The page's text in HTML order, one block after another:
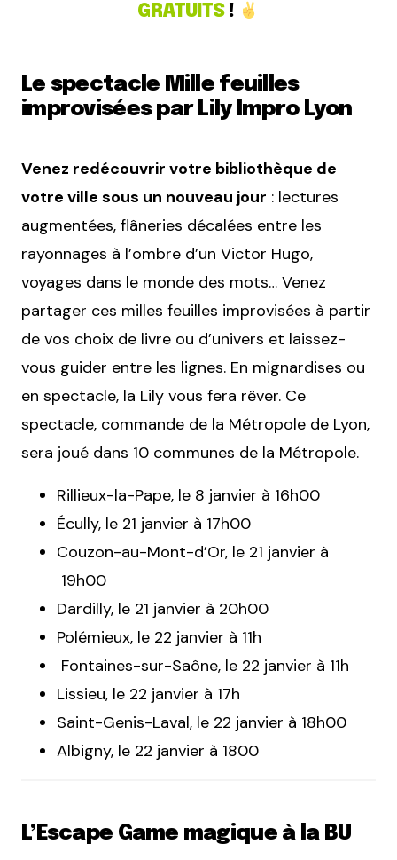
GRATUITS!
Le spectacle Mille feuilles
improvisées par Lily Impro Lyon
Venez redécouvrir votre bibliothèque de
votre ville sous un nouveau jour : lectures
augmentées, flâneries décalées entre les
rayonnages à l’ombre d’un Victor Hugo,
voyages dans le monde des mots… Venez
partager ces milles feuilles improvisées à partir
de vos choix de livre ou d’univers et laissez-
vous guider entre les lignes. En mignardises ou
en spectacle, la Lily vous fera rêver. Ce
spectacle, commande de la Métropole de Lyon,
sera joué dans 10 communes de la Métropole.
Rillieux-la-Pape, le 8 janvier à 16h00
Écully, le 21 janvier à 17h00
Couzon-au-Mont-d’Or, le 21 janvier à
19h00
Dardilly, le 21 janvier à 20h00
Polémieux, le 22 janvier à 11h
Fontaines-sur-Saône, le 22 janvier à 11h
Lissieu, le 22 janvier à 17h
Saint-Genis-Laval, le 22 janvier à 18h00
Albigny, le 22 janvier à 1800
L’Escape Game magique à la BU